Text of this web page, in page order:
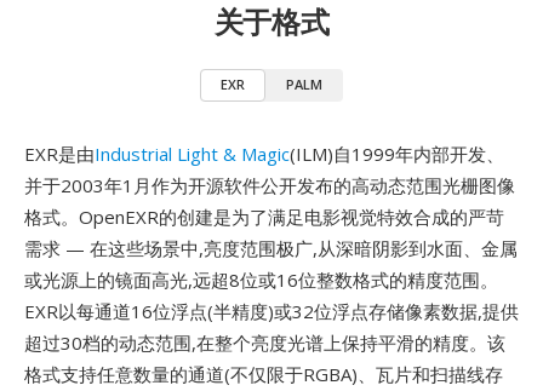
关于格式
EXR PALM
EXR是由Industrial Light & Magic(ILM)自1999年内部开发、
并于2003年1月作为开源软件公开发布的高动态范围光栅图像
格式。OpenEXR的创建是为了满足电影视觉特效合成的严苛
需求 — 在这些场景中,亮度范围极广,从深暗阴影到水面、金属
或光源上的镜面高光,远超8位或16位整数格式的精度范围。
EXR以每通道16位浮点(半精度)或32位浮点存储像素数据,提供
超过30档的动态范围,在整个亮度光谱上保持平滑的精度。该
格式支持任意数量的通道(不仅限于RGBA)、瓦片和扫描线存